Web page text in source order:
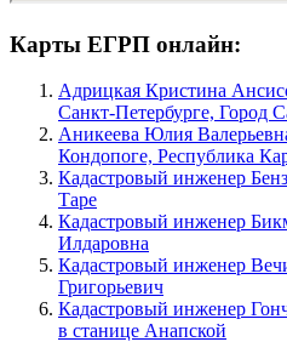
Карты ЕГРП онлайн:
Адрицкая Кристина
Санкт-Петербурге, Город
Аникеева Юлия
Кондопоге, Республика
Кадастровый инженер
Таре
Кадастровый инженер
Илдаровна
Кадастровый инженер
Григорьевич
Кадастровый инженер
в станице Анапской